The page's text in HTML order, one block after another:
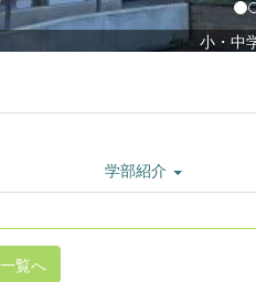
学部紹介
一覧へ